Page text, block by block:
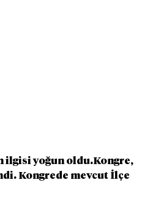
ilgisi yoğun oldu.Kongre,
Kongrede mevcut İlçe